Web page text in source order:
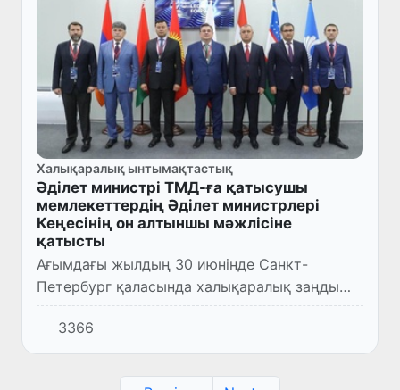
Халықаралық ынтымақтастық
Әділет министрі ТМД-ға қатысушы
мемлекеттердің Әділет министрлері
Кеңесінің он алтыншы мәжлісіне
қатысты
Ағымдағы жылдың 30 июнінде Санкт-
Петербург қаласында халықаралық заңды
конференциясы аясында ТМД-ға қатысушы
мемлекеттердің Әділет министрлері
Кеңесінің он алтыншы мәжілісі өтті....
3366